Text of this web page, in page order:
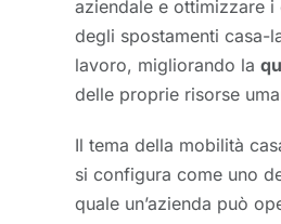
aziendale e ottimizzare i
degli spostamenti casa-
lavoro, migliorando la
delle proprie risorse
Il tema della mobilità
si configura come uno
quale un’azienda può